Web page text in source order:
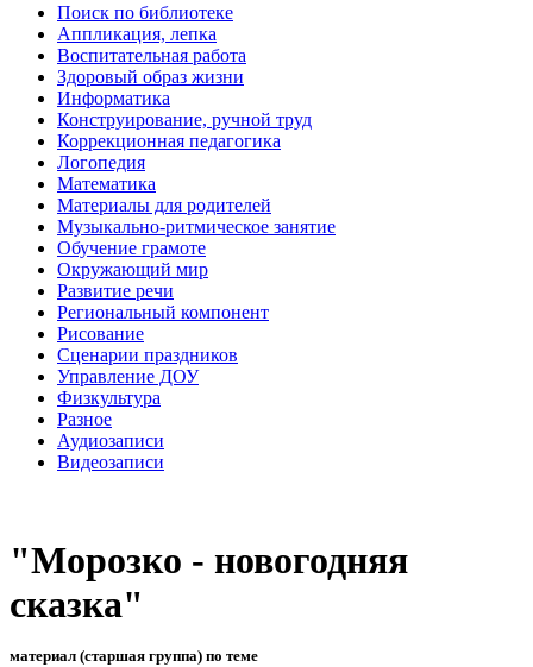
Поиск по библиотеке
Аппликация, лепка
Воспитательная работа
Здоровый образ жизни
Информатика
Конструирование, ручной труд
Коррекционная педагогика
Логопедия
Математика
Материалы для родителей
Музыкально-ритмическое занятие
Обучение грамоте
Окружающий мир
Развитие речи
Региональный компонент
Рисование
Сценарии праздников
Управление ДОУ
Физкультура
Разное
Аудиозаписи
Видеозаписи
"Морозко - новогодняя
сказка"
материал (старшая группа) по теме